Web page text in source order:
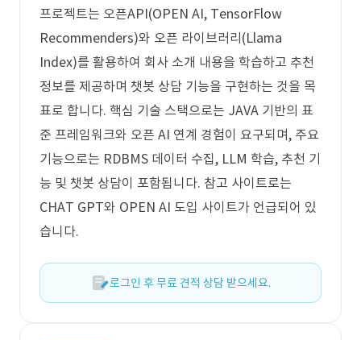
프로젝트는 오픈API(OPEN AI, TensorFlow
Recommenders)와 오픈 라이브러리(Llama
Index)를 활용하여 회사 소개 내용을 학습하고 추천
정보를 제공하며 챗봇 상담 기능을 구현하는 것을 목
표로 합니다. 핵심 기술 스택으로는 JAVA 기반의 표
준 프레임워크와 오픈 AI 연계 경험이 요구되며, 주요
기능으로는 RDBMS 데이터 수집, LLM 학습, 추천 기
능 및 챗봇 상담이 포함됩니다. 참고 사이트로는
CHAT GPT와 OPEN AI 도입 사이트가 언급되어 있
습니다.
로그인 후 무료 견적 상담 받으세요.